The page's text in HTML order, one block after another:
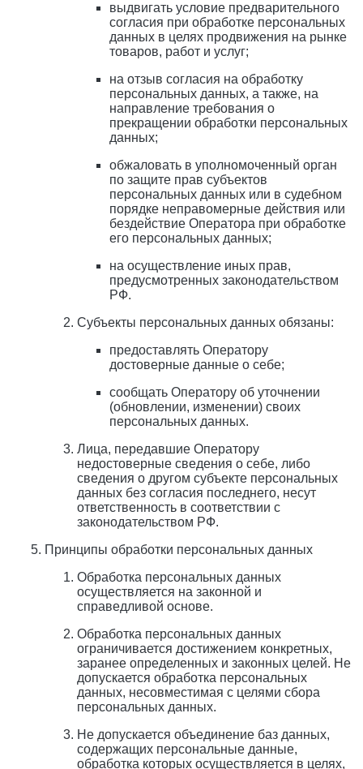
выдвигать условие предварительного
согласия при обработке персональных
данных в целях продвижения на рынке
товаров, работ и услуг;
на отзыв согласия на обработку
персональных данных, а также, на
направление требования о
прекращении обработки персональных
данных;
обжаловать в уполномоченный орган
по защите прав субъектов
персональных данных или в судебном
порядке неправомерные действия или
бездействие Оператора при обработке
его персональных данных;
на осуществление иных прав,
предусмотренных законодательством
РФ.
Субъекты персональных данных обязаны:
предоставлять Оператору
достоверные данные о себе;
сообщать Оператору об уточнении
(обновлении, изменении) своих
персональных данных.
Лица, передавшие Оператору
недостоверные сведения о себе, либо
сведения о другом субъекте персональных
данных без согласия последнего, несут
ответственность в соответствии с
законодательством РФ.
Принципы обработки персональных данных
Обработка персональных данных
осуществляется на законной и
справедливой основе.
Обработка персональных данных
ограничивается достижением конкретных,
заранее определенных и законных целей. Не
допускается обработка персональных
данных, несовместимая с целями сбора
персональных данных.
Не допускается объединение баз данных,
содержащих персональные данные,
обработка которых осуществляется в целях,